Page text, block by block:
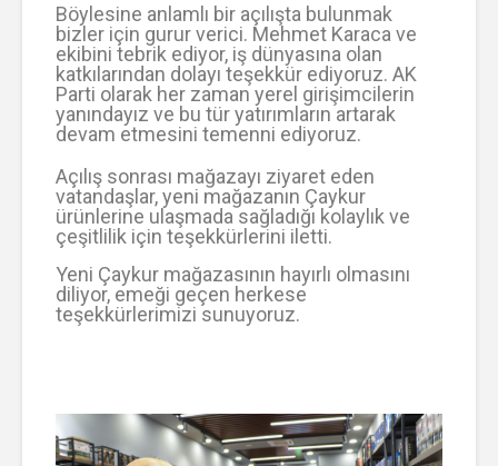
Böylesine anlamlı bir açılışta bulunmak
bizler için gurur verici. Mehmet Karaca ve
ekibini tebrik ediyor, iş dünyasına olan
katkılarından dolayı teşekkür ediyoruz. AK
Parti olarak her zaman yerel girişimcilerin
yanındayız ve bu tür yatırımların artarak
devam etmesini temenni ediyoruz.
Açılış sonrası mağazayı ziyaret eden
vatandaşlar, yeni mağazanın Çaykur
ürünlerine ulaşmada sağladığı kolaylık ve
çeşitlilik için teşekkürlerini iletti.
Yeni Çaykur mağazasının hayırlı olmasını
diliyor, emeği geçen herkese
teşekkürlerimizi sunuyoruz.